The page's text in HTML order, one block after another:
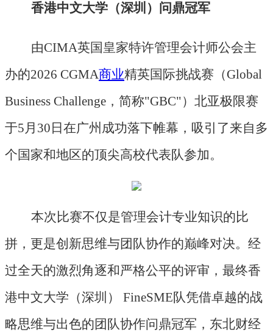
香港中文大学（深圳）问鼎冠军
由CIMA英国皇家特许管理会计师公会主
办的2026 CGMA商业精英国际挑战赛（Global
Business Challenge，简称"GBC"）北亚极限赛
于5月30日在广州成功落下帷幕，吸引了来自多
个国家和地区的顶尖高校代表队参加。
本次比赛不仅是管理会计专业知识的比
拼，更是创新思维与团队协作的巅峰对决。经
过全天的激烈角逐和严格公平的评审，最终香
港中文大学（深圳）
FineSME队凭借卓越的战
略思维与出色的团队协作问鼎冠军，东北财经